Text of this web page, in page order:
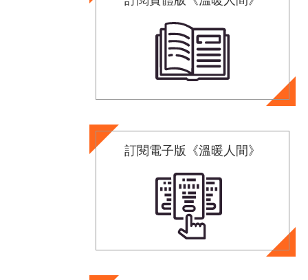
訂閱電子版《溫暖人間》